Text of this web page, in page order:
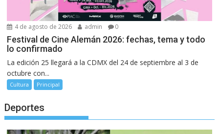
4 de agosto de 2026 admin 0
Festival de Cine Alemán 2026: fechas, tema y todo
lo confirmado
La edición 25 llegará a la CDMX del 24 de septiembre al 3 de
octubre con...
Cultura Principal
Deportes